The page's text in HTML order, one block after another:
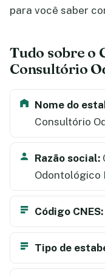
para você saber
Tudo sobre o
Consultório
Nome do
Consultório
Razão social:
Odontológico
Código CNES:
Tipo de